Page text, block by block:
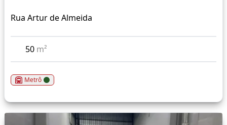
Rua Artur de Almeida
50 m²
Metrô